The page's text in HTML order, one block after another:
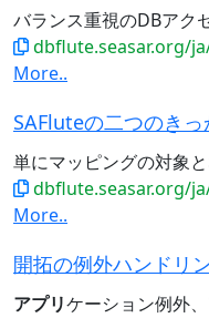
dbflute.seasar.org/
More..
SAFluteの二つのき
dbflute.seasar.org/ja/
More..
アプリケーション例外、